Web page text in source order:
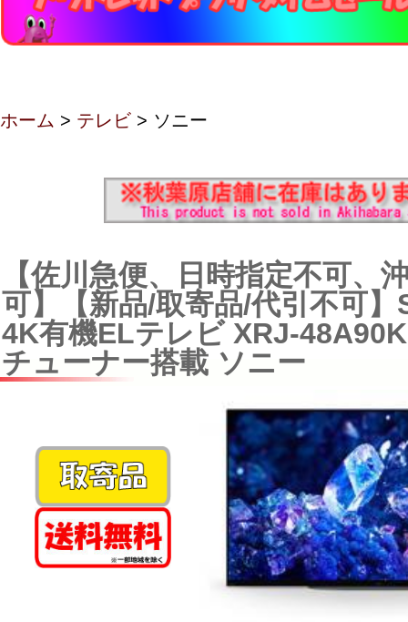
ホーム > テレビ > ソニー
【佐川急便、日時指定不可、
可】【新品/取寄品/代引不可】
4K有機ELテレビ XRJ-
チューナー搭載 ソニー